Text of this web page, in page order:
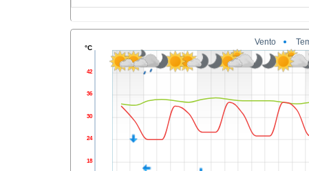
°C
Vento
18
24
30
36
42